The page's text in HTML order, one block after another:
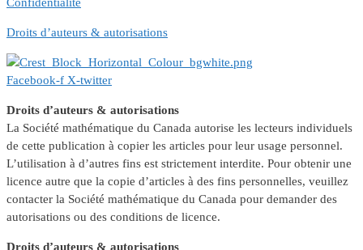
Droits d’auteurs & autorisations
Facebook-f X-twitter
Droits d’auteurs & autorisations
La Société mathématique du Canada autorise les lecteurs individuels
de cette publication à copier les articles pour leur usage personnel.
L’utilisation à d’autres fins est strictement interdite. Pour obtenir une
licence autre que la copie d’articles à des fins personnelles, veuillez
contacter la Société mathématique du Canada pour demander des
autorisations ou des conditions de licence.
Droits d’auteurs & autorisations